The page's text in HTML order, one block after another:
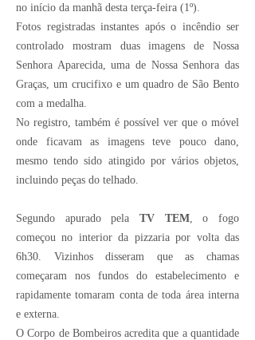
no início da manhã desta terça-feira (1º).
Fotos registradas instantes após o incêndio ser
controlado mostram duas imagens de Nossa
Senhora Aparecida, uma de Nossa Senhora das
Graças, um crucifixo e um quadro de São Bento
com a medalha.
No registro, também é possível ver que o móvel
onde ficavam as imagens teve pouco dano,
mesmo tendo sido atingido por vários objetos,
incluindo peças do telhado.
Segundo apurado pela TV TEM, o fogo
começou no interior da pizzaria por volta das
6h30. Vizinhos disseram que as chamas
começaram nos fundos do estabelecimento e
rapidamente tomaram conta de toda área interna
e externa.
O Corpo de Bombeiros acredita que a quantidade